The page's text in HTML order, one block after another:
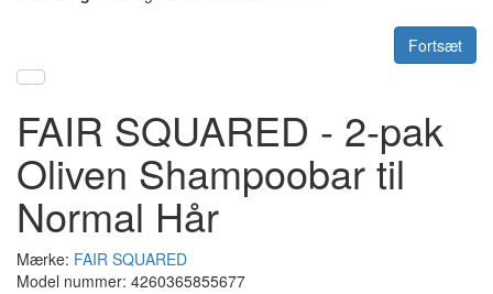
Fortsæt
FAIR SQUARED - 2-pak
Oliven Shampoobar til
Normal Hår
Mærke: FAIR SQUARED
Model nummer: 4260365855677